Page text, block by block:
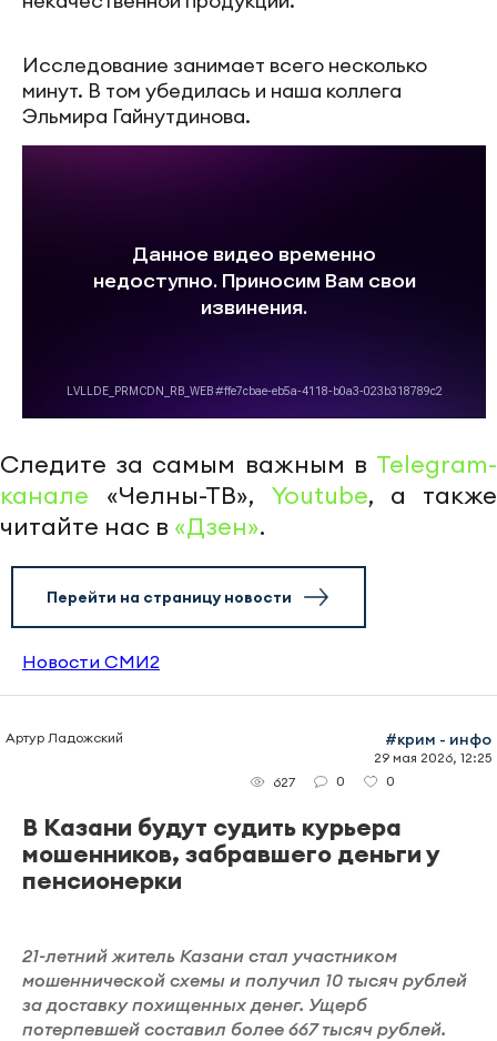
Исследование занимает всего несколько
минут. В том убедилась и наша коллега
Эльмира Гайнутдинова.
Следите за самым важным в Telegram-
канале «Челны-ТВ», Youtube, а также
читайте нас в «Дзен».
Перейти на страницу новости
Новости СМИ2
Артур Ладожский #крим - инфо
29 мая 2026, 12:25
627
0 0
В Казани будут судить курьера
мошенников, забравшего деньги у
пенсионерки
21-летний житель Казани стал участником
мошеннической схемы и получил 10 тысяч рублей
за доставку похищенных денег. Ущерб
потерпевшей составил более 667 тысяч рублей.